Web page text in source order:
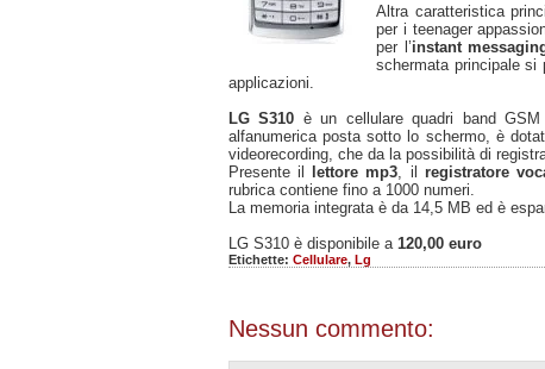
Altra caratteristica
per i teenager
per l’instant
schermata principale si
applicazioni.
LG S310 è un cellulare quadri band
alfanumerica posta sotto lo schermo, è
videorecording, che da la possibilità di
Presente il lettore mp3 , il registratore
rubrica contiene fino a 1000 numeri.
La memoria integrata è da 14,5 MB ed è
LG S310 è disponibile a 120,00 euro
Etichette: Cellulare, Lg
Nessun commento: